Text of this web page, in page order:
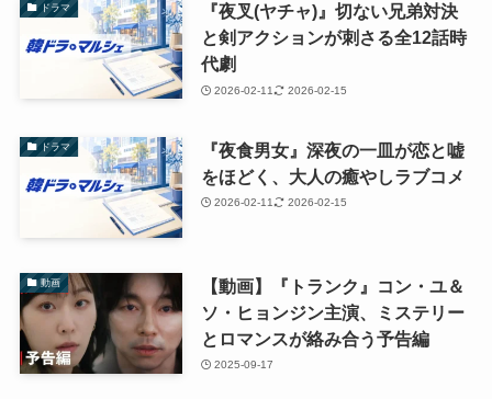
ドラマ
『夜叉(ヤチャ)』切ない兄弟対決
と剣アクションが刺さる全12話時
代劇
2026-02-11 2026-02-15
ドラマ
『夜食男女』深夜の一皿が恋と嘘
をほどく、大人の癒やしラブコメ
2026-02-11 2026-02-15
動画
【動画】『トランク』コン・ユ＆
ソ・ヒョンジン主演、ミステリー
とロマンスが絡み合う予告編
2025-09-17